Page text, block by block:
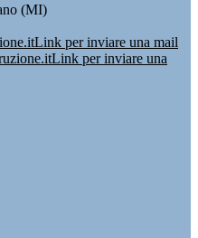
(MI)
Link per inviare una mail
Link per inviare una